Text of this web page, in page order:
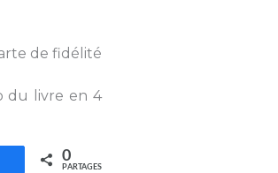
de fidélité
du livre en 4
0
PARTAGES